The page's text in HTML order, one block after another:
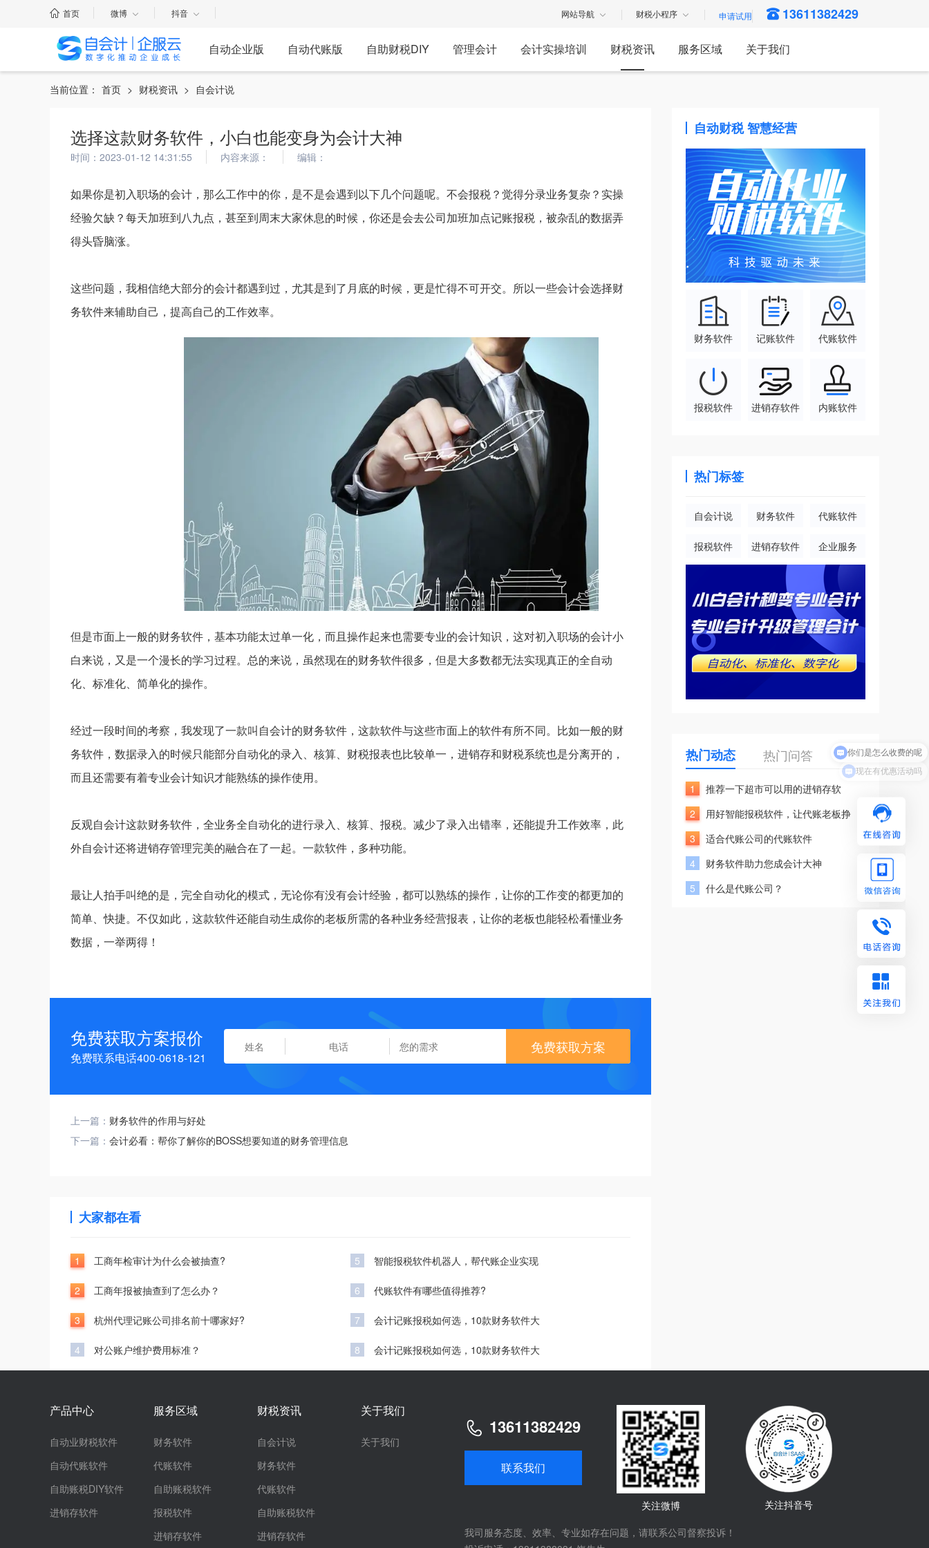
首页 微博 抖音 网站导航 财税小程序 13611382429
自动企业版 自动代账版 自助财税DIY 管理会计 会计实操培训 财税资讯 服务区域 关于我们
当前位置： 首页 > 财税资讯 > 自会计说
选择这款财务软件，小白也能变身为会计大神
时间：2023-01-12 14:31:55 内容来源： 编辑：
如果你是初入职场的会计，那么工作中的你，是不是会遇到以下几个问题呢。不会报税？觉得分录业务复杂？实操
经验欠缺？每天加班到八九点，甚至到周末大家休息的时候，你还是会去公司加班加点记账报税，被杂乱的数据弄
得头昏脑涨。
这些问题，我相信绝大部分的会计都遇到过，尤其是到了月底的时候，更是忙得不可开交。所以一些会计会选择财
务软件来辅助自己，提高自己的工作效率。
但是市面上一般的财务软件，基本功能太过单一化，而且操作起来也需要专业的会计知识，这对初入职场的会计小
白来说，又是一个漫长的学习过程。总的来说，虽然现在的财务软件很多，但是大多数都无法实现真正的全自动
化、标准化、简单化的操作。
经过一段时间的考察，我发现了一款叫自会计的财务软件，这款软件与这些市面上的软件有所不同。比如一般的财
务软件，数据录入的时候只能部分自动化的录入、核算、财税报表也比较单一，进销存和财税系统也是分离开的，
而且还需要有着专业会计知识才能熟练的操作使用。
反观自会计这款财务软件，全业务全自动化的进行录入、核算、报税。减少了录入出错率，还能提升工作效率，此
外自会计还将进销存管理完美的融合在了一起。一款软件，多种功能。
最让人拍手叫绝的是，完全自动化的模式，无论你有没有会计经验，都可以熟练的操作，让你的工作变的都更加的
简单、快捷。不仅如此，这款软件还能自动生成你的老板所需的各种业务经营报表，让你的老板也能轻松看懂业务
数据，一举两得！
免费获取方案报价
免费联系电话400-0618-121
免费获取方案
上一篇： 财务软件的作用与好处
下一篇： 会计必看：帮你了解你的BOSS想要知道的财务管理信息
大家都在看
1 工商年检审计为什么会被抽查?
2 工商年报被抽查到了怎么办？
3 杭州代理记账公司排名前十哪家好?
4 对公账户维护费用标准？
5 智能报税软件机器人，帮代账企业实现
6 代账软件有哪些值得推荐?
7 会计记账报税如何选，10款财务软件大
8 会计记账报税如何选，10款财务软件大
自动财税 智慧经营
财务软件 记账软件 代账软件
报税软件 进销存软件 内账软件
热门标签
自会计说 财务软件 代账软件
报税软件 进销存软件 企业服务
热门动态 热门问答
1
推荐一下超市可以用的进销存软
2
用好智能报税软件，让代账老板挣
3
适合代账公司的代账软件
4
财务软件助力您成会计大神
5
什么是代账公司？
产品中心
自动业财税软件
自动代账软件
自助账税DIY软件
进销存软件
服务区域
财务软件
代账软件
自助账税软件
报税软件
进销存软件
财税资讯
自会计说
财务软件
代账软件
自助账税软件
进销存软件
关于我们
关于我们
13611382429
联系我们
关注微博
关注抖音号
我司服务态度、效率、专业如存在问题，请联系公司督察投诉！